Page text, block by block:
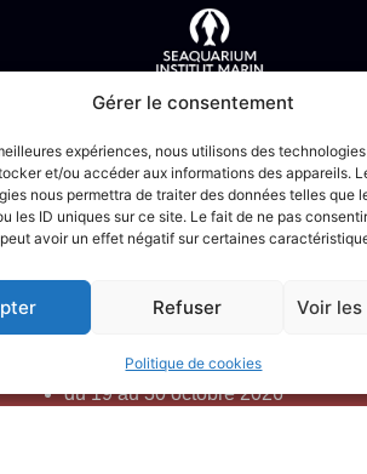
Gérer le consentement
expériences, nous utilisons des
et/ou accéder aux informations des appareils.
nous permettra de traiter des données telles que
les ID uniques sur ce site. Le fait de ne pas
avoir un effet négatif sur certaines
Refuser Voir
Politique de cookies
Horaires d’ouverture
Vacances scolaires toutes zones –
du 9 février au 6 mars 2026
du 7 au 30 avril 2026
du 1er juin au 30 septembre 2026
du 19 au 30 octobre 2026